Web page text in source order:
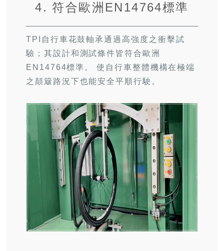
4. 符合歐洲EN14764標準
TPI
自行車花鼓軸承通過高強度之衝擊試
驗；其設計和測試條件皆符合歐洲
EN14764標準。 使自行車整體機構在極端
之顛簸路況下也能安全平順行駛。